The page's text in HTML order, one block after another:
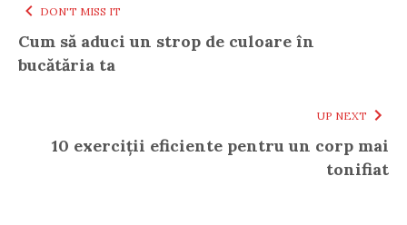
DON'T MISS IT
Cum să aduci un strop de culoare în
bucătăria ta
UP NEXT
10 exerciții eficiente pentru un corp mai
tonifiat